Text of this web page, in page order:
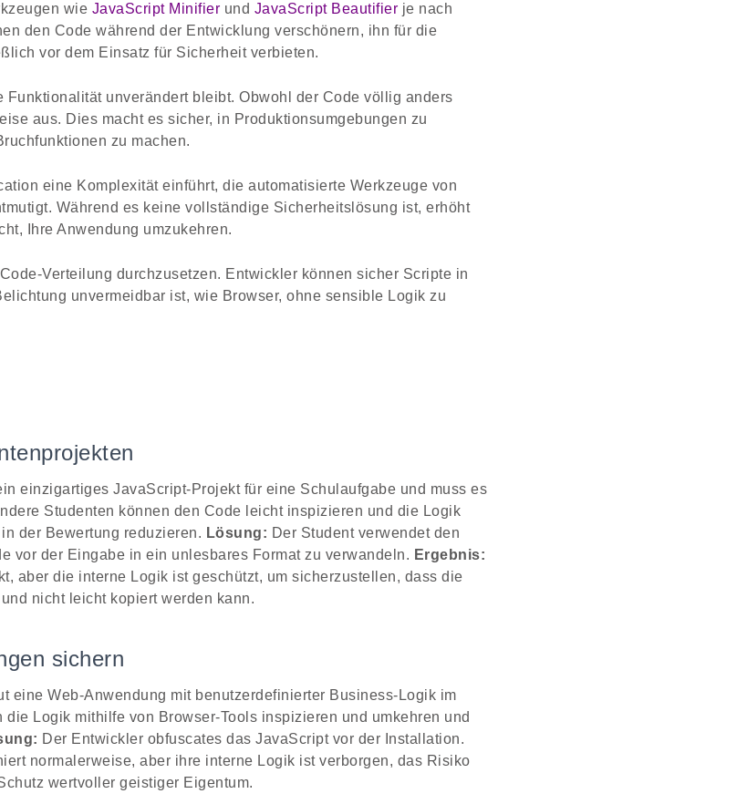
wie JavaScript Minifier und JavaScript Beautifier je nach
den Code während der Entwicklung verschönern, ihn für die
vor dem Einsatz für Sicherheit verbieten.
Funktionalität unverändert bleibt. Obwohl der Code völlig anders
aus. Dies macht es sicher, in Produktionsumgebungen zu
zu machen.
eine Komplexität einführt, die automatisierte Werkzeuge von
Während es keine vollständige Sicherheitslösung ist, erhöht
Ihre Anwendung umzukehren.
Verteilung durchzusetzen. Entwickler können sicher Scripte in
unvermeidbar ist, wie Browser, ohne sensible Logik zu
einzigartiges JavaScript-Projekt für eine Schulaufgabe und muss es
Studenten können den Code leicht inspizieren und die Logik
der Bewertung reduzieren. Lösung: Der Student verwendet den
vor der Eingabe in ein unlesbares Format zu verwandeln. Ergebnis:
aber die interne Logik ist geschützt, um sicherzustellen, dass die
nicht leicht kopiert werden kann.
sichern
eine Web-Anwendung mit benutzerdefinierter Business-Logik im
die Logik mithilfe von Browser-Tools inspizieren und umkehren und
Der Entwickler obfuscates das JavaScript vor der Installation.
normalerweise, aber ihre interne Logik ist verborgen, das Risiko
wertvoller geistiger Eigentum.